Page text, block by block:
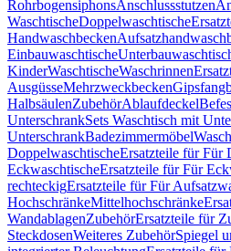
RohrbogensiphonsAnschlussstutzen
WaschtischeDoppelwaschtische
Handwaschbecken
Einbauwaschtische
KinderWaschtischeWaschrinnen
AusgüsseMehrzweckbecken
HalbsäulenZubehörAblaufdeckel
UnterschrankSets Waschtisch mit
UnterschrankBadezimmermöbel
DoppelwaschtischeErsatzteile für Für
EckwaschtischeErsatzteile für Für
rechteckigErsatzteile für Für
HochschränkeMittelhochschränke
WandablagenZubehörErsatzteile für
SteckdosenWeiteres ZubehörSpiegel